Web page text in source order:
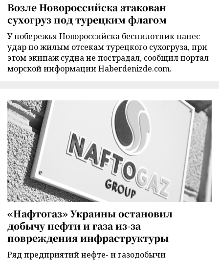
Возле Новороссийска атакован
сухогруз под турецким флагом
У побережья Новороссийска беспилотник нанес
удар по жилым отсекам турецкого сухогруза, при
этом экипаж судна не пострадал, сообщил портал
морской информации Haberdenizde.com.
«Нафтогаз» Украины остановил
добычу нефти и газа из-за
повреждения инфраструктуры
Ряд предприятий нефте- и газодобычи